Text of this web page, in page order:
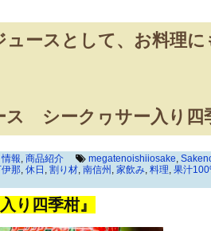
ースとして、お料理に
ス シークヮサー入り四
報, 商品紹介 megatenoishiiosake,
那, 休日 , 割り材, 南信州 , 家飲み, 料理, 果汁
り四季柑』